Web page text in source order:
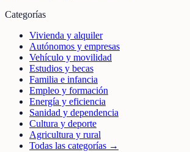
Categorías
Vivienda y alquiler
Autónomos y empresas
Vehículo y movilidad
Estudios y becas
Familia e infancia
Empleo y formación
Energía y eficiencia
Sanidad y dependencia
Cultura y deporte
Agricultura y rural
Todas las categorías →